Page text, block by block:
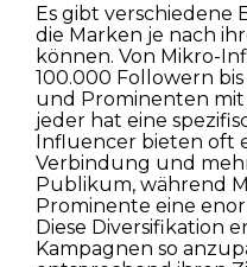
Es gibt verschiedene
die Marken je nach
können. Von Mikro-
100.000 Followern
und Prominenten
jeder hat eine
Influencer bieten oft
Verbindung und
Publikum, während
Prominente eine
Diese Diversifikation
Kampagnen so